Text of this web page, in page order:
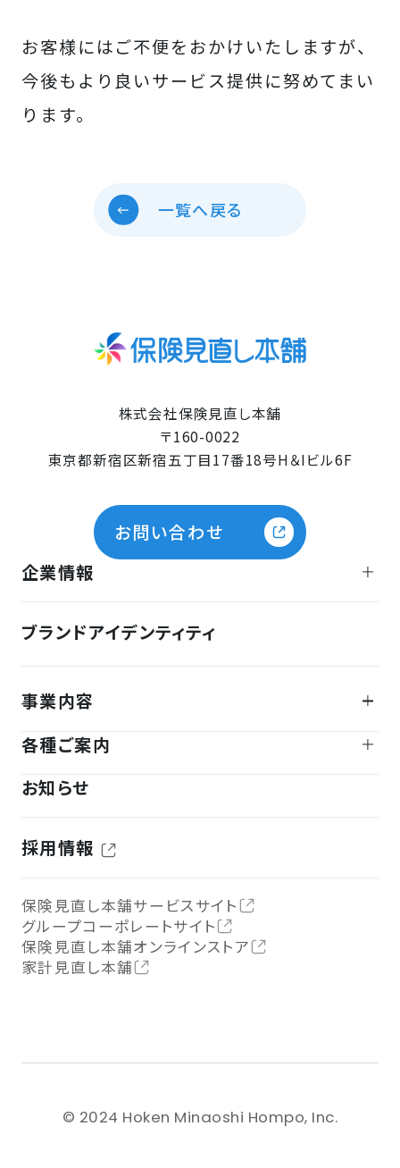
お客様にはご不便をおかけいたしますが、
今後もより良いサービス提供に努めてまい
ります。
一覧へ戻る
株式会社保険見直し本舗
〒160-0022
東京都新宿区新宿五丁目17番18号H＆Iビル6F
お問い合わせ
企業情報
ブランドアイデンティティ
事業内容
各種ご案内
お知らせ
採用情報
保険見直し本舗サービスサイト
グループコーポレートサイト
保険見直し本舗オンラインストア
家計見直し本舗
© 2024 Hoken Minaoshi Hompo, Inc.